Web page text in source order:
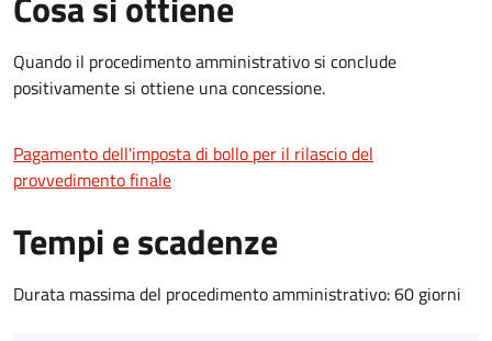
Quando il procedimento amministrativo si conclude
positivamente si ottiene una concessione.
Pagamento dell'imposta di bollo per il rilascio del
provvedimento finale
Tempi e scadenze
Durata massima del procedimento amministrativo: 60 giorni